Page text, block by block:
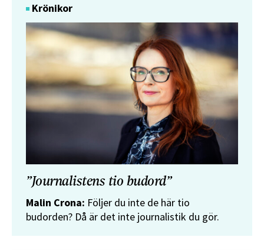
Krönikor
”Journalistens tio budord”
Malin Crona: Följer du inte de här tio
budorden? Då är det inte journalistik du gör.